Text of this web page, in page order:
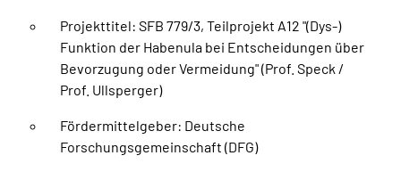
Projekttitel: SFB 779/3, Teilprojekt A12 "(Dys-)
Funktion der Habenula bei Entscheidungen über
Bevorzugung oder Vermeidung" (Prof. Speck /
Prof. Ullsperger)
Fördermittelgeber: Deutsche
Forschungsgemeinschaft (DFG)